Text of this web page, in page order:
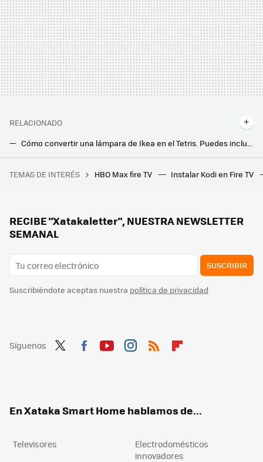
RELACIONADO
Cómo convertir una lámpara de Ikea en el Tetris. Puedes incluso conectarle el mando de la "play"
Henry Ford: "Es mejor que 20.000 personas estén satisfechas y bien alimentadas que que se creen unos pocos millonarios"
TEMAS DE INTERÉS HBO Max fire TV Instalar Kodi en Fire TV
RECIBE "Xatakaletter", NUESTRA NEWSLETTER
SEMANAL
SUSCRIBIR
Suscribiéndote aceptas nuestra política de privacidad
Síguenos
En Xataka Smart Home hablamos de...
Televisores
Electrodomésticos
innovadores